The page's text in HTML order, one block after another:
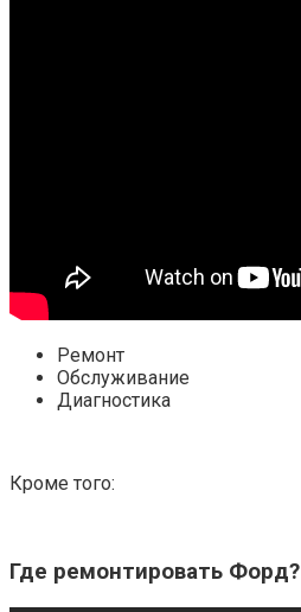
Ремонт
Обслуживание
Диагностика
Кроме того:
Где ремонтировать Форд?